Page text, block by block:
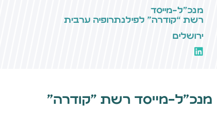
מנכ״ל-מייסד
רשת “קודרה” לפילנתרופיה ערבית
ירושלים
מנכ״ל-מייסד רשת ״קודרה״